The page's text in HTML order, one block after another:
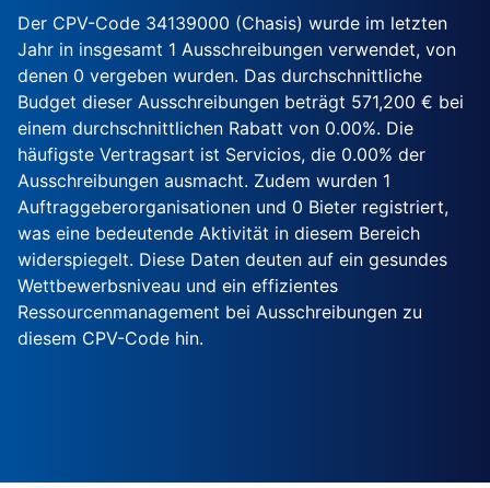
Der CPV-Code 34139000 (Chasis) wurde im letzten
Jahr in insgesamt 1 Ausschreibungen verwendet, von
denen 0 vergeben wurden. Das durchschnittliche
Budget dieser Ausschreibungen beträgt 571,200 € bei
einem durchschnittlichen Rabatt von 0.00%. Die
häufigste Vertragsart ist Servicios, die 0.00% der
Ausschreibungen ausmacht. Zudem wurden 1
Auftraggeberorganisationen und 0 Bieter registriert,
was eine bedeutende Aktivität in diesem Bereich
widerspiegelt. Diese Daten deuten auf ein gesundes
Wettbewerbsniveau und ein effizientes
Ressourcenmanagement bei Ausschreibungen zu
diesem CPV-Code hin.